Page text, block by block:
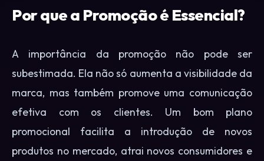
Por que a Promoção é Essencial?
A importância da promoção não pode ser
subestimada. Ela não só aumenta a visibilidade da
marca, mas também promove uma comunicação
efetiva com os clientes. Um bom plano
promocional facilita a introdução de novos
produtos no mercado, atrai novos consumidores e